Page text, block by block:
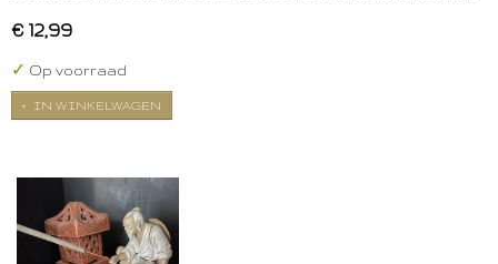
€ 12,99
✓ Op voorraad
IN WINKELWAGEN